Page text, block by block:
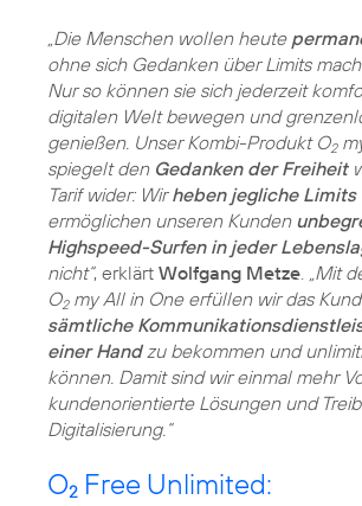
„Die Menschen wollen heute
ohne sich Gedanken über Limits
Nur so können sie sich jederzeit
digitalen Welt bewegen und
genießen. Unser Kombi-Produkt O2
spiegelt den Gedanken der Freiheit
Tarif wider: Wirheben jegliche Limits
ermöglichen unseren Kunden
Highspeed-Surfen in jeder
nicht“, erklärt Wolfgang Metze. „Mit
O2my All in One erfüllen wir das
sämtliche
einer Handzu bekommen und
können. Damit sind wir einmal mehr
kundenorientierte Lösungen und
Digitalisierung.“
O2 Free Unlimited: